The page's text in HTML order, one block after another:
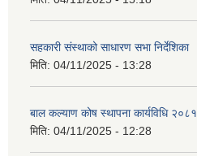
सहकारी संस्थाको साधारण सभा निर्देशिका
मिति: 04/11/2025 - 13:28
बाल कल्याण कोष स्थापना कार्यविधि २०८१
मिति: 04/11/2025 - 12:28